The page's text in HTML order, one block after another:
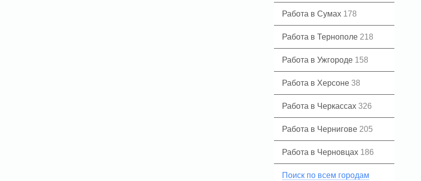
Работа в Сумах 178
Работа в Тернополе 218
Работа в Ужгороде 158
Работа в Херсоне 38
Работа в Черкассах 326
Работа в Чернигове 205
Работа в Черновцах 186
Поиск по всем городам